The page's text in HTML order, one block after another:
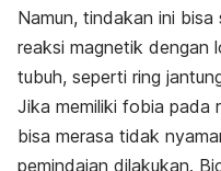
Namun, tindakan ini
reaksi magnetik dengan
tubuh, seperti ring
Jika memiliki fobia pada
bisa merasa tidak
pemindaian dilakukan.